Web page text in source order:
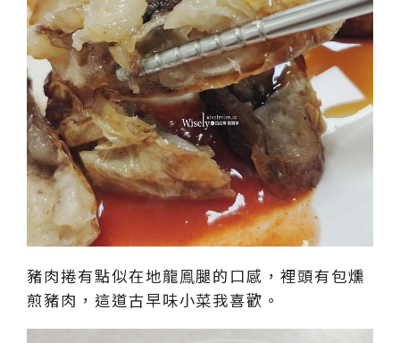
豬肉捲有點似在地龍鳯腿的口感，裡頭有包燻
煎豬肉，這道古早味小菜我喜歡。